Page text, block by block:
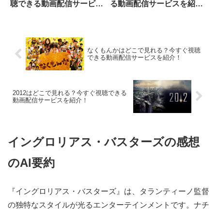
聴できる動画配信サービス
る動画配信サービスを紹
なくもんかはどこで見れる？今すぐ視聴
できる動画配信サービスを紹介！
2012はどこで見れる？今すぐ視聴できる
動画配信サービスを紹介！
イングロリアス・バスターズの感想
のAI要約
『イングロリアス・バスターズ』は、タランティーノ監督
の独特なスタイルが光るエンターテインメントです。ナチ